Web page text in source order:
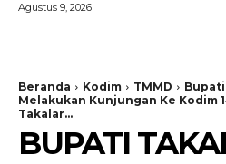
Agustus 9, 2026